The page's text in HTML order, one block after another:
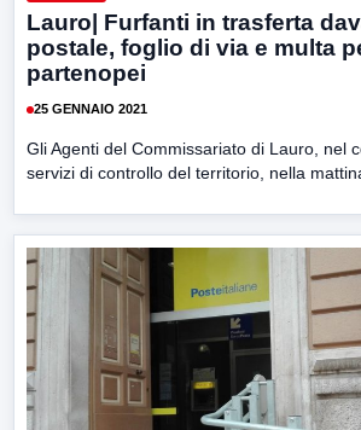
Lauro| Furfanti in trasferta
postale, foglio di via e multa
partenopei
25 GENNAIO 2021
Gli Agenti del Commissariato di Lauro, nel
servizi di controllo del territorio, nella